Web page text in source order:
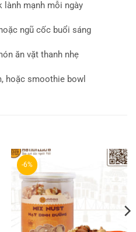
lành mạnh mỗi ngày
ngũ cốc buổi sáng
ăn vặt thanh nhẹ
hoặc smoothie bowl
-6%